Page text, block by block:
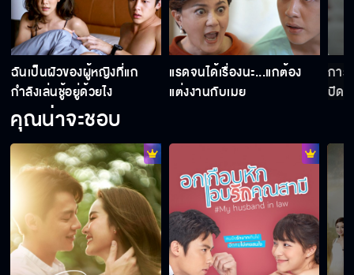
ฉันเป็นผัวของผู้หญิงที่แก
กำลังเล่นชู้อยู่ด้วยไง
แรดจนได้เรื่องนะ...แกต้อง
แต่งงานกับเมย
การ
ปิด
คุณน่าจะชอบ